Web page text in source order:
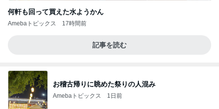
何軒も回って買えた水ようかん
Amebaトピックス 17時間前
記事を読む
お稽古帰りに眺めた祭りの人混み
Amebaトピックス 1日前